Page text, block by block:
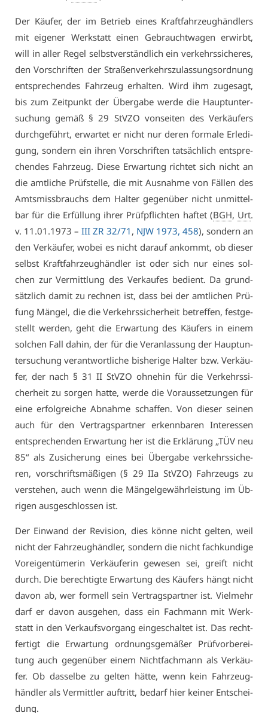
Der Käu­fer, der im Be­trieb ei­nes Kraft­fahr­zeug­händ­lers
mit ei­ge­ner Werk­statt ei­nen Ge­braucht­wa­gen er­wirbt,
will in al­ler Re­gel selbst­ver­ständ­lich ein ver­kehrs­si­che­res,
den Vor­schrif­ten der Stra­ßen­ver­kehrs­zu­las­sungs­ord­nung
ent­spre­chen­des Fahr­zeug er­hal­ten. Wird ihm zu­ge­sagt,
bis zum Zeit­punkt der Über­ga­be wer­de die Haupt­un­ter­
su­chung ge­mäß § 29 StV­ZO von­sei­ten des Ver­käu­fers
durch­ge­führt, er­war­tet er nicht nur de­ren for­ma­le Er­le­di­
gung, son­dern ein ih­ren Vor­schrif­ten tat­säch­lich ent­spre­
chen­des Fahr­zeug. Die­se Er­war­tung rich­tet sich nicht an
die amt­li­che Prüf­stel­le, die mit Aus­nah­me von Fäl­len des
Amts­miss­brauchs dem Hal­ter ge­gen­über nicht un­mit­tel­
bar für die Er­fül­lung ih­rer Prüf­pflich­ten haf­tet (BGH, Urt.
v. 11.01.1973 –III ZR 32/71 , NJW 1973, 458), son­dern an
den Ver­käu­fer, wo­bei es nicht dar­auf an­kommt, ob die­ser
selbst Kraft­fahr­zeug­händ­ler ist oder sich nur ei­nes sol­
chen zur Ver­mitt­lung des Ver­kau­fes be­dient. Da grund­
sätz­lich da­mit zu rech­nen ist, dass bei der amt­li­chen Prü­
fung Män­gel, die die Ver­kehrs­si­cher­heit be­tref­fen, fest­ge­
stellt wer­den, geht die Er­war­tung des Käu­fers in ei­nem
sol­chen Fall da­hin, der für die Ver­an­las­sung der Haupt­un­
ter­su­chung ver­ant­wort­li­che bis­he­ri­ge Hal­ter bzw. Ver­käu­
fer, der nach § 31 II StV­ZO oh­ne­hin für die Ver­kehrs­si­
cher­heit zu sor­gen hat­te, wer­de die Vor­aus­set­zun­gen für
ei­ne er­folg­rei­che Ab­nah­me schaf­fen. Von die­ser sei­nen
auch für den Ver­trags­part­ner er­kenn­ba­ren In­ter­es­sen
ent­spre­chen­den Er­war­tung her ist die Er­klä­rung „TÜV neu
85“ als Zu­si­che­rung ei­nes bei Über­ga­be ver­kehrs­si­che­
ren, vor­schrifts­mä­ßi­gen (§ 29 IIa StV­ZO) Fahr­zeugs zu
ver­ste­hen, auch wenn die Män­gel­ge­währ­leis­tung im Üb­
ri­gen aus­ge­schlos­sen ist.
Der Ein­wand der Re­vi­si­on, dies kön­ne nicht gel­ten, weil
nicht der Fahr­zeug­händ­ler, son­dern die nicht fach­kun­di­ge
Vor­ei­gen­tü­me­rin Ver­käu­fe­rin ge­we­sen sei, greift nicht
durch. Die be­rech­tig­te Er­war­tung des Käu­fers hängt nicht
da­von ab, wer for­mell sein Ver­trags­part­ner ist. Viel­mehr
darf er da­von aus­ge­hen, dass ein Fach­mann mit Werk­
statt in den Ver­kaufs­vor­gang ein­ge­schal­tet ist. Das recht­
fer­tigt die Er­war­tung ord­nungs­ge­mä­ßer Prüf­vor­be­rei­
tung auch ge­gen­über ei­nem Nicht­fach­mann als Ver­käu­
fer. Ob das­sel­be zu gel­ten hät­te, wenn kein Fahr­zeug­
händ­ler als Ver­mitt­ler auf­tritt, be­darf hier kei­ner Ent­schei­
dung.